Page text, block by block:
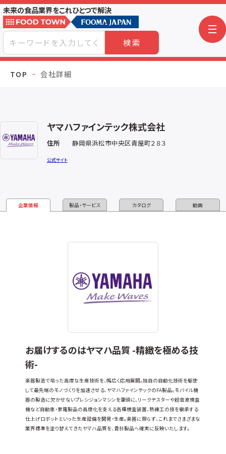
未来の食品業界をこれひとつで解決
検索
TOP 会社詳細
ヤマハファインテック株式会社
住所 静岡県浜松市中央区青屋町２８３
公式サイト
企業情報 製品・サービス カタログ 動画
お届けするのはヤマハ品質 -精緻を極める技
術-
楽器製造で培った高度な生産技術を、幅広く応用展開。独自の自動化技術を駆使
して最先端のモノづくりを加速させる、ヤマハファインテックのFA製品。モバイル機
器の製造に欠かせないプレシジョンマシンを筆頭に、リークテスターや超音波検査
機など自動車・家電製品の高度化を支える各種検査装置、熟練工の技を継承する
仕上げロボットといった生産設備を開発・生産。楽器に限らず、これまでさまざまな
業界標準を塗り替えてきたヤマハ品質を、貴社製品へ確実に反映いたします。